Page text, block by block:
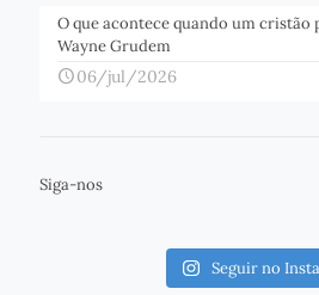
O que acontece quando um cristão
Wayne Grudem
06/jul/2026
Siga-nos
Seguir no